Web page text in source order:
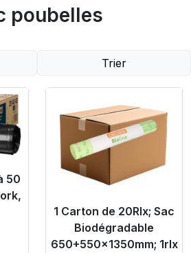
poubelles
Trier
50
Product Link
1 Carton de 20Rlx; Sac
Biodégradable
650+550x1350mm; 1rlx